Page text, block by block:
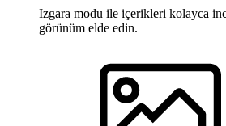
Izgara modu ile içerikleri kolayca
görünüm elde edin.